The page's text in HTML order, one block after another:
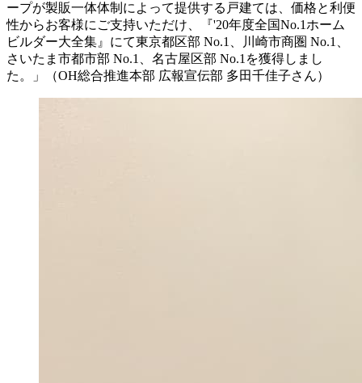
ープが製販一体体制によって提供する戸建ては、価格と利便
性からお客様にご支持いただけ、『'20年度全国No.1ホーム
ビルダー大全集』にて東京都区部 No.1、川崎市商圏 No.1、
さいたま市都市部 No.1、名古屋区部 No.1を獲得しまし
た。」（OH総合推進本部 広報宣伝部 多田千佳子さん）